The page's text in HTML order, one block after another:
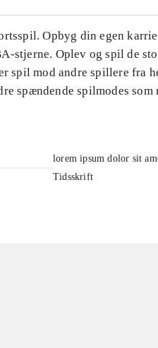
Opbyg din egen
stjerne. Oplev og spil de
spil mod andre spillere fra
spændende spilmodes
lorem ipsum dolor sit
Tidsskrift